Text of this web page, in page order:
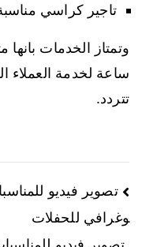
تاجير كراسي
وتمتاز الخدمات
تتردد.
وغرافي للحفلات